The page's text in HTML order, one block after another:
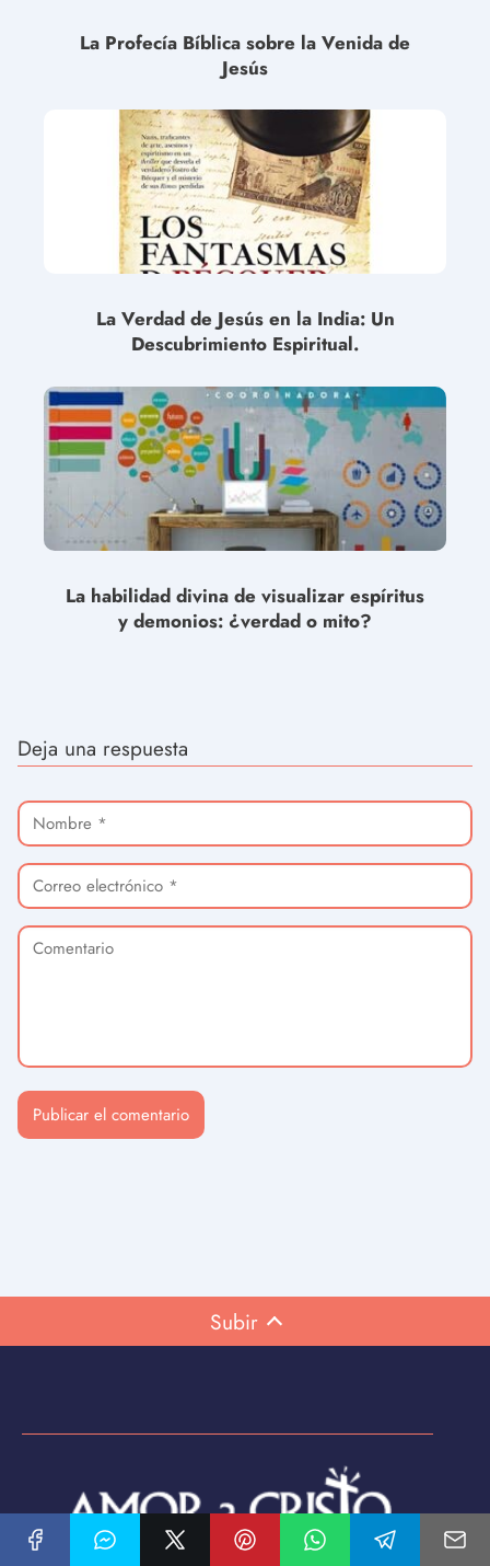
La Profecía Bíblica sobre la Venida de
Jesús
La Verdad de Jesús en la India: Un
Descubrimiento Espiritual.
La habilidad divina de visualizar espíritus
y demonios: ¿verdad o mito?
Deja una respuesta
Subir